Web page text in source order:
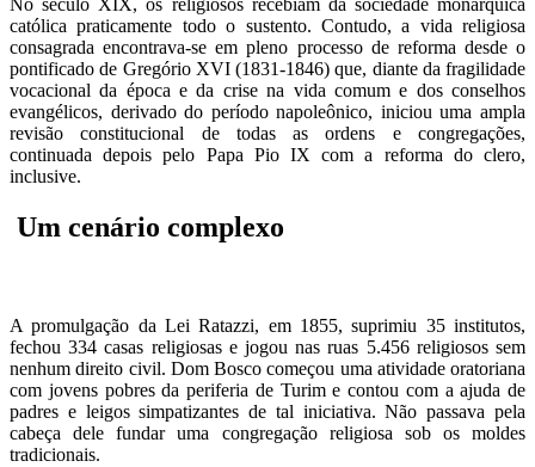
No século XIX, os religiosos recebiam da sociedade monárquica
católica praticamente todo o sustento. Contudo, a vida religiosa
consagrada encontrava-se em pleno processo de reforma desde o
pontificado de Gregório XVI (1831-1846) que, diante da fragilidade
vocacional da época e da crise na vida comum e dos conselhos
evangélicos, derivado do período napoleônico, iniciou uma ampla
revisão constitucional de todas as ordens e congregações,
continuada depois pelo Papa Pio IX com a reforma do clero,
inclusive.
Um cenário complexo
A promulgação da Lei Ratazzi, em 1855, suprimiu 35 institutos,
fechou 334 casas religiosas e jogou nas ruas 5.456 religiosos sem
nenhum direito civil. Dom Bosco começou uma atividade oratoriana
com jovens pobres da periferia de Turim e contou com a ajuda de
padres e leigos simpatizantes de tal iniciativa. Não passava pela
cabeça dele fundar uma congregação religiosa sob os moldes
tradicionais.